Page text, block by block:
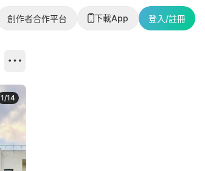
創作者合作平台 下載App 登入/註冊
1/14